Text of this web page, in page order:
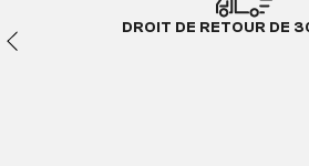
DROIT DE RETOUR DE